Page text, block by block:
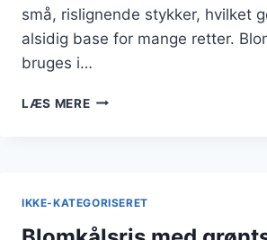
små, rislignende stykker, hvilket
alsidig base for mange retter.
bruges i…
LÆS MEREBLOMKÅLSRIS
IKKE-KATEGORISERET